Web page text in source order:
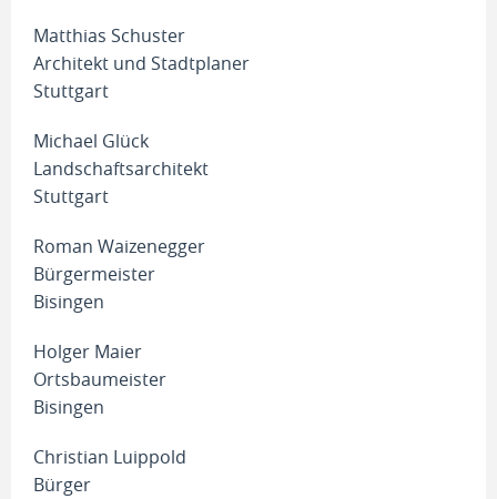
Matthias Schuster
Architekt und Stadtplaner
Stuttgart
Michael Glück
Landschaftsarchitekt
Stuttgart
Roman Waizenegger
Bürgermeister
Bisingen
Holger Maier
Ortsbaumeister
Bisingen
Christian Luippold
Bürger